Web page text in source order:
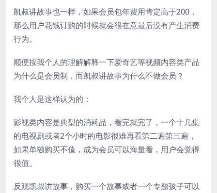
凯叔讲故事也一样，如果会员包年费用肯定高于200，
那么用户花钱订购的时候就会很在意最后没有产生消费
行为。
顺便按我个人的理解解释一下爱奇艺等视频内容类产品
为什么是会员制，而凯叔讲故事为什么不做会员？
我个人是这样认为的：
影视类内容是典型的消耗品，看完就完了，一个十几集
的电视剧或者2个小时的电影很难再看第二遍第三遍，
如果单独购买不值，成为会员可以海量看，用户会觉得
很值。
反观凯叔讲故事，购买一个故事或者一个专题孩子可以